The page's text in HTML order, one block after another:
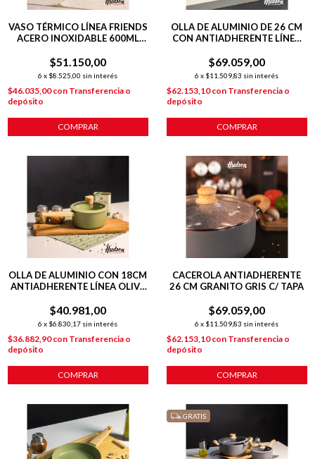
VASO TÉRMICO LÍNEA FRIENDS
ACERO INOXIDABLE 600ML
$51.150,00
6 x $8.525,00 sin interés
$46.035,00con Transferencia o
depósito
OLLA DE ALUMINIO DE 26 CM
CON ANTIADHERENTE LÍNEA
$69.059,00
6 x $11.509,83 sin interés
$62.153,10con Transferencia o
depósito
COMPRAR
OLLA DE ALUMINIO CON 18CM
ANTIADHERENTE LÍNEA OLIVE
$40.981,00
6 x $6.830,17 sin interés
$36.882,90con Transferencia o
depósito
COMPRAR
CACEROLA ANTIADHERENTE
26 CM GRANITO GRIS C/ TAPA
$69.059,00
6 x $11.509,83 sin interés
$62.153,10con Transferencia o
depósito
COMPRAR
GRATIS